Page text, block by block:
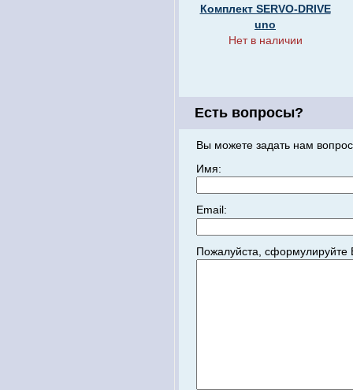
Комплект SERVO-DRIVE
uno
Нет в наличии
Есть вопросы?
Вы можете задать нам
Имя:
Email:
Пожалуйста,